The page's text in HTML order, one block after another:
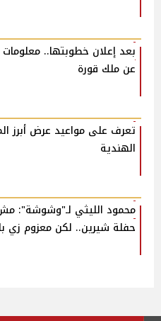
بعد إعلان خطوبتها..
عن ملك قورة
تعرف على مواعيد عرض أبرز
الهندية
محمود الليثي لـ"وشوشة":
حفلة شيرين.. لكن معزوم زي